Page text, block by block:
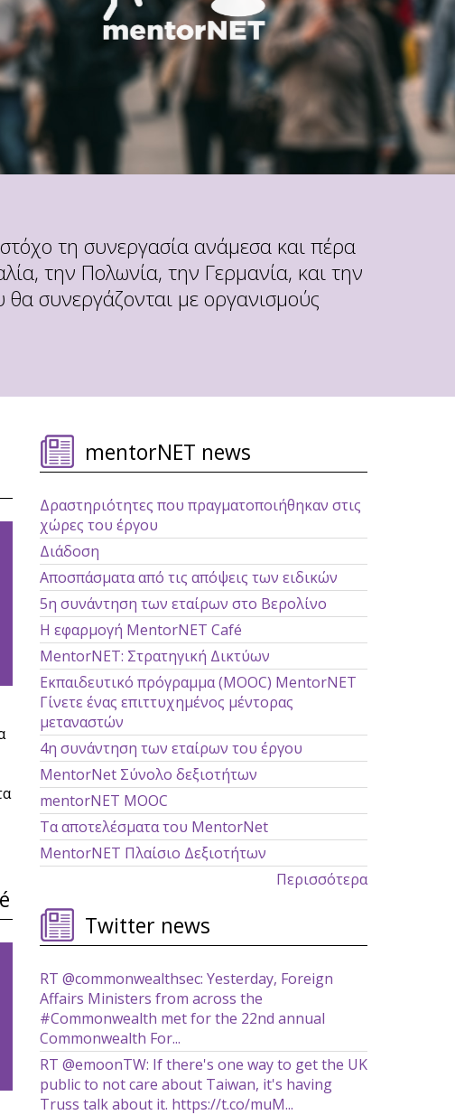
τη συνεργασία ανάμεσα και πέρα
την Πολωνία, την Γερμανία, και την
συνεργάζονται με οργανισμούς
mentorNET news
Δραστηριότητες που πραγματοποιήθηκαν στις
χώρες του έργου
Διάδοση
Αποσπάσματα από τις απόψεις των ειδικών
5η συνάντηση των εταίρων στο Βερολίνο
Η εφαρμογή MentorNET Café
MentorNET: Στρατηγική Δικτύων
Εκπαιδευτικό πρόγραμμα (MOOC) MentorΝΕΤ
Γίνετε ένας επιττυχημένος μέντορας
μεταναστών
4η συνάντηση των εταίρων του έργου
MentorNet Σύνολο δεξιοτήτων
mentorNET MOOC
Τα αποτελέσματα του MentorNet
ΜentorNET Πλαίσιο Δεξιοτήτων
Περισσότερα
Twitter news
RT @commonwealthsec: Yesterday, Foreign
Affairs Ministers from across the
#Commonwealth met for the 22nd annual
Commonwealth For...
RT @emoonTW: If there's one way to get the UK
public to not care about Taiwan, it's having
Truss talk about it. https://t.co/muM...